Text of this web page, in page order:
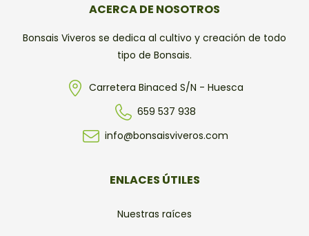
ACERCA DE NOSOTROS
Bonsais Viveros se dedica al cultivo y creación de todo
tipo de Bonsais.
Carretera Binaced S/N - Huesca
659 537 938
info@bonsaisviveros.com
ENLACES ÚTILES
Nuestras raíces